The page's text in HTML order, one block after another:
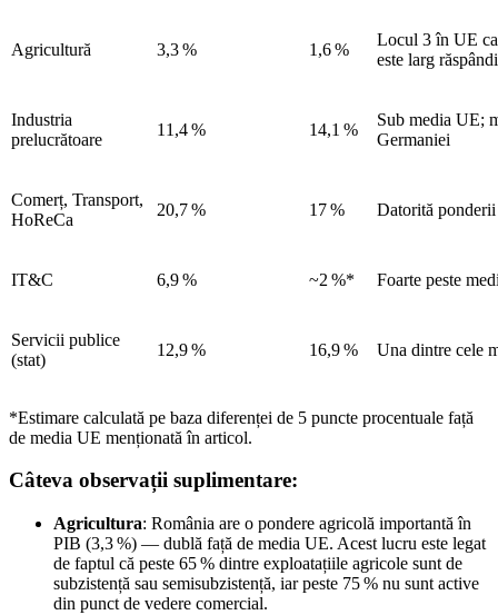
Agricultură 3,3 % 1,6 %
Locul 3 în UE ca
este larg
Industria
prelucrătoare
11,4 % 14,1 %
Sub media UE;
Germaniei
Comerț, Transport,
HoReCa
20,7 % 17 % Datorită
IT&C 6,9 % ~2 %* Foarte peste
Servicii publice
(stat)
12,9 % 16,9 % Una dintre cele
*Estimare calculată pe baza diferenței de 5 puncte procentuale față
de media UE menționată în articol.
Câteva observații suplimentare:
Agricultura: România are o pondere agricolă importantă în
PIB (3,3 %) — dublă față de media UE. Acest lucru este legat
de faptul că peste 65 % dintre exploatațiile agricole sunt de
subzistență sau semisubzistență, iar peste 75 % nu sunt active
din punct de vedere comercial.